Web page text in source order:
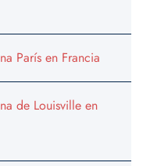
París en Francia
de Louisville en